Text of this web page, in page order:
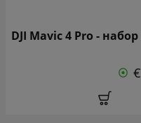
DJI Mavic 4 Pro -